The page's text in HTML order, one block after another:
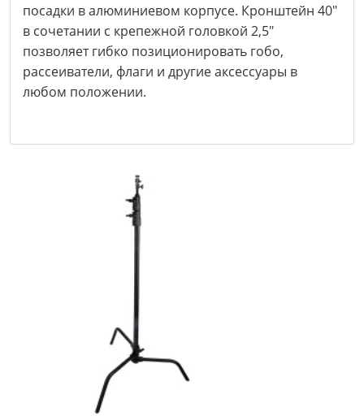
посадки в алюминиевом корпусе. Кронштейн 40"
в сочетании с крепежной головкой 2,5"
позволяет гибко позиционировать гобо,
рассеиватели, флаги и другие аксессуары в
любом положении.